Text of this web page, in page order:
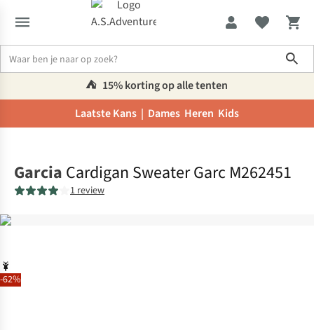
⛺️ 15% korting op alle tenten
Laatste Kans | Dames Heren Kids
-62%
Garcia Cardigan Sweater Garc M262451
1 review